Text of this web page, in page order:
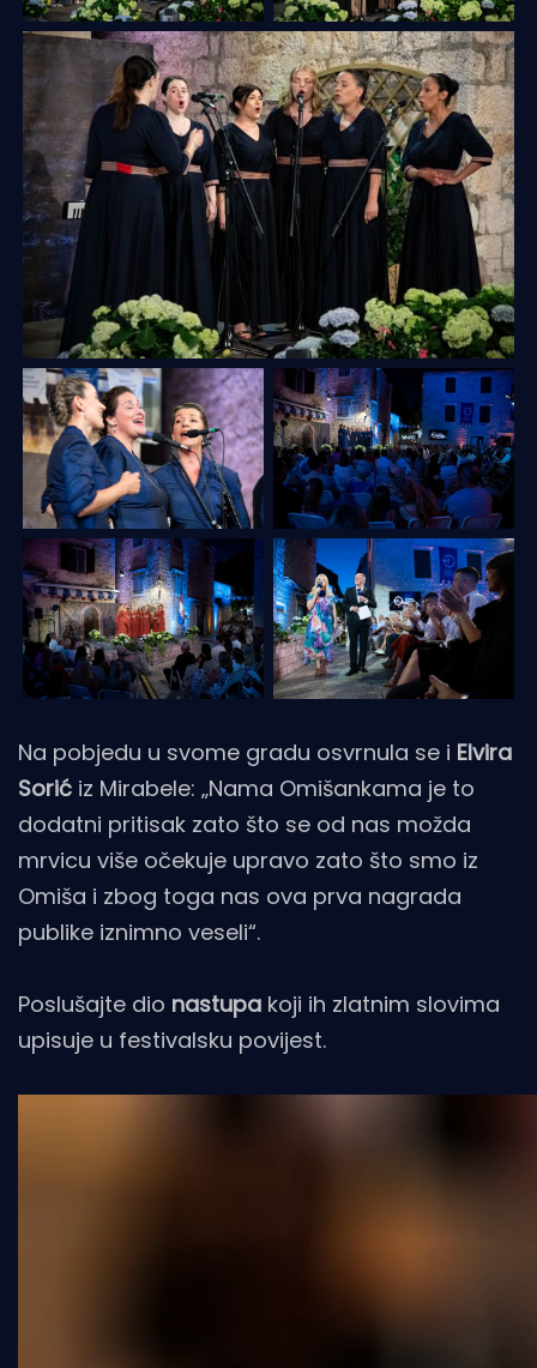
Na pobjedu u svome gradu osvrnula se i Elvira
Sorić iz Mirabele: „Nama Omišankama je to
dodatni pritisak zato što se od nas možda
mrvicu više očekuje upravo zato što smo iz
Omiša i zbog toga nas ova prva nagrada
publike iznimno veseli“.
Poslušajte dio nastupa koji ih zlatnim slovima
upisuje u festivalsku povijest.